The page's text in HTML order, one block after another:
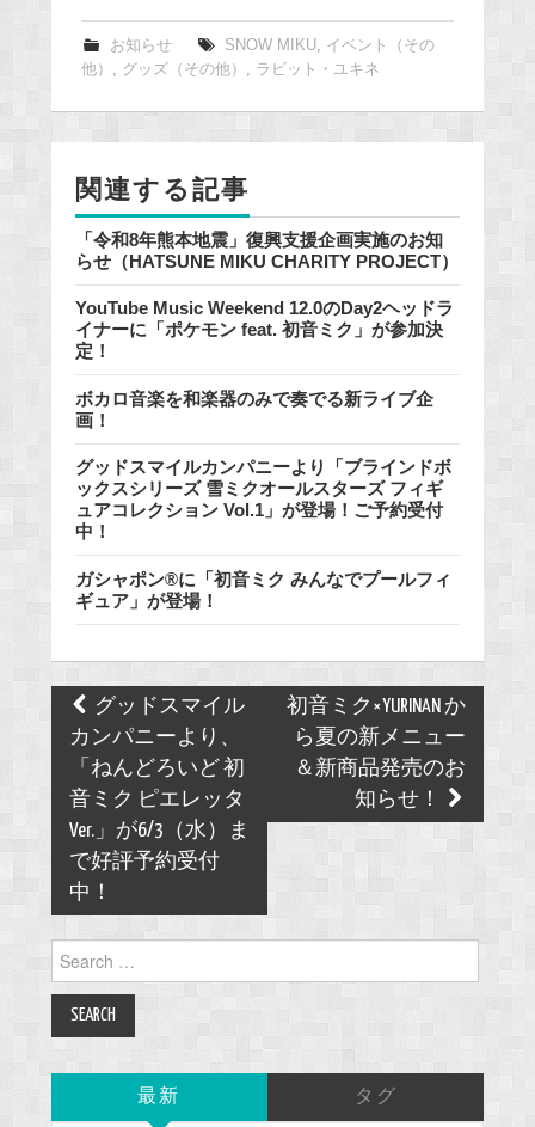
e
b
o
o
お知らせ SNOW MIKU, イベント（その
他）
, グッズ（その他） , ラビット・ユキネ
関連する記事
「令和8年熊本地震」復興支援企画実施のお知
らせ（HATSUNE MIKU CHARITY PROJECT）
YouTube Music Weekend 12.0のDay2ヘッドラ
イナーに「ポケモン feat. 初音ミク」が参加決
定！
ボカロ音楽を和楽器のみで奏でる新ライブ企
画！
グッドスマイルカンパニーより「ブラインドボ
ックスシリーズ 雪ミクオールスターズ フィギ
ュアコレクション Vol.1」が登場！ご予約受付
中！
ガシャポン®に「初音ミク みんなでプールフィ
ギュア」が登場！
Post
navigation
グッドスマイル
カンパニーより、
「ねんどろいど 初
音ミク ピエレッタ
Ver.」が6/3（水）ま
で好評予約受付
中！
初音ミク×YURINAN か
ら夏の新メニュー
＆新商品発売のお
知らせ！
Search
for:
最新 タグ